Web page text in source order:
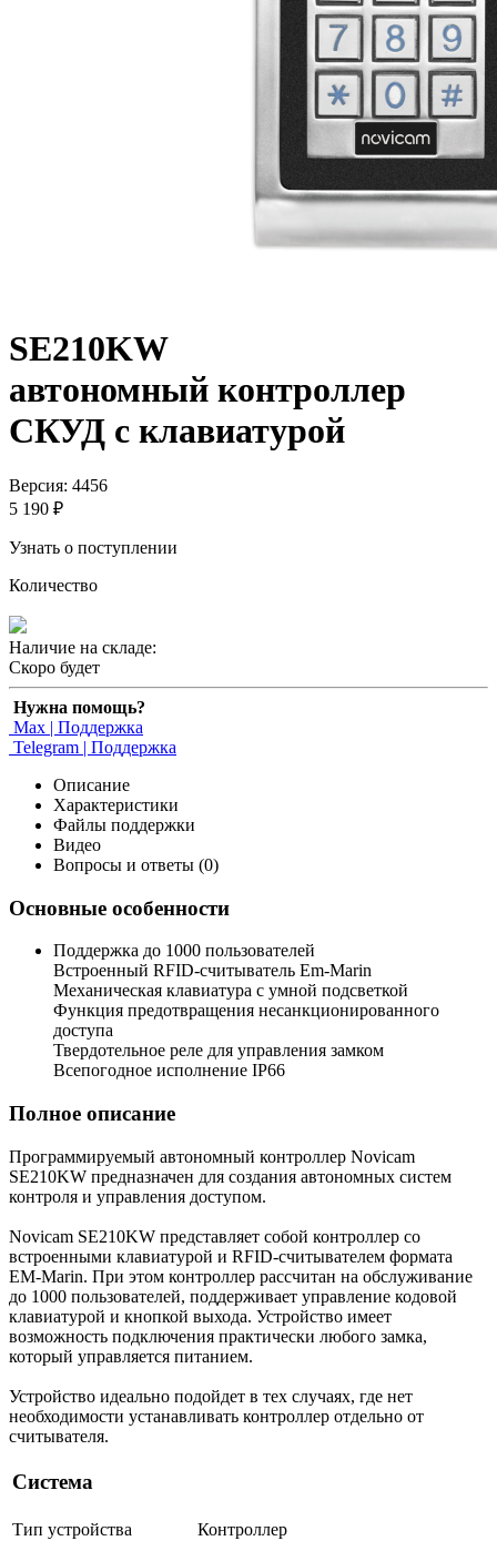
SE210KW
автономный контроллер
СКУД с клавиатурой
Версия: 4456
5 190 ₽
Узнать о поступлении
Количество
Наличие на складе:
Скоро будет
Нужна помощь?
Max | Поддержка
Telegram | Поддержка
Описание
Характеристики
Файлы поддержки
Видео
Вопросы и ответы (0)
Основные особенности
Поддержка до 1000 пользователей
Встроенный RFID-считыватель Em-Marin
Механическая клавиатура с умной подсветкой
Функция предотвращения несанкционированного
доступа
Твердотельное реле для управления замком
Всепогодное исполнение IP66
Полное описание
Программируемый автономный контроллер Novicam
SE210KW предназначен для создания автономных систем
контроля и управления доступом.
Novicam SE210KW представляет собой контроллер со
встроенными клавиатурой и RFID-считывателем формата
EM-Marin. При этом контроллер рассчитан на обслуживание
до 1000 пользователей, поддерживает управление кодовой
клавиатурой и кнопкой выхода. Устройство имеет
возможность подключения практически любого замка,
который управляется питанием.
Устройство идеально подойдет в тех случаях, где нет
необходимости устанавливать контроллер отдельно от
считывателя.
Система
Тип устройства Контроллер